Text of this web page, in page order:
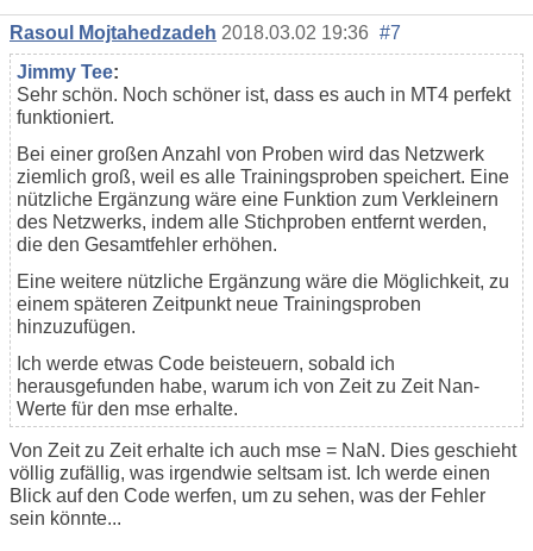
Rasoul Mojtahedzadeh 2018.03.02 19:36 #7
Jimmy Tee:
Sehr schön. Noch schöner ist, dass es auch in MT4 perfekt
funktioniert.
Bei einer großen Anzahl von Proben wird das Netzwerk
ziemlich groß, weil es alle Trainingsproben speichert. Eine
nützliche Ergänzung wäre eine Funktion zum Verkleinern
des Netzwerks, indem alle Stichproben entfernt werden,
die den Gesamtfehler erhöhen.
Eine weitere nützliche Ergänzung wäre die Möglichkeit, zu
einem späteren Zeitpunkt neue Trainingsproben
hinzuzufügen.
Ich werde etwas Code beisteuern, sobald ich
herausgefunden habe, warum ich von Zeit zu Zeit Nan-
Werte für den mse erhalte.
Von Zeit zu Zeit erhalte ich auch mse = NaN. Dies geschieht
völlig zufällig, was irgendwie seltsam ist. Ich werde einen
Blick auf den Code werfen, um zu sehen, was der Fehler
sein könnte...